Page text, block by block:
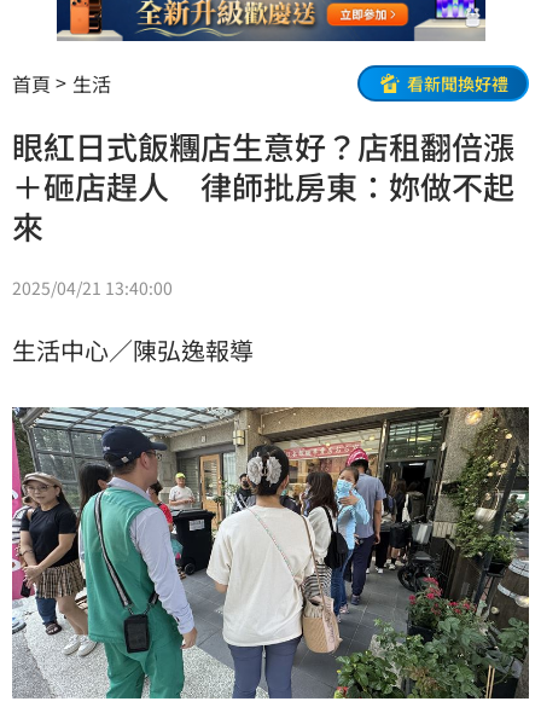
首頁 生活 看新聞換好禮
眼紅日式飯糰店生意好？店租翻倍漲
＋砸店趕人 律師批房東：妳做不起
來
2025/04/21 13:40:00
生活中心／陳弘逸報導